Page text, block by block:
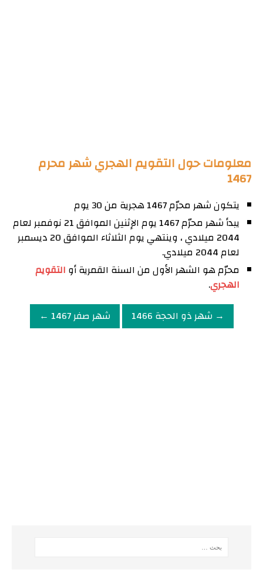
معلومات حول التقويم الهجري شهر محرم
1467
يتكون شهر محرّم 1467 هجرية من 30 يوم
يبدأ شهر محرّم 1467 يوم الإثنين الموافق 21 نوفمبر لعام
2044 ميلادي ، وينتهي يوم الثلاثاء الموافق 20 ديسمبر
لعام 2044 ميلادي.
محرّم هو الشهر الأول من السنة القمرية أو التقويم
الهجري.
→ شهر ذو الحجة 1466
شهر صفر 1467 ←